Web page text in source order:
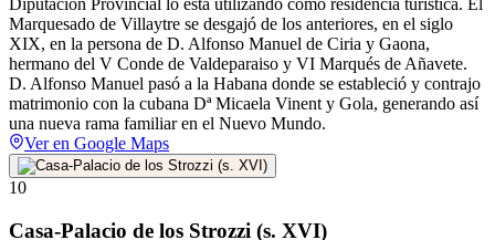
Marquesado de Villaytre se desgajó de los anteriores, en el siglo
XIX, en la persona de D. Alfonso Manuel de Ciria y Gaona,
hermano del V Conde de Valdeparaiso y VI Marqués de Añavete.
D. Alfonso Manuel pasó a la Habana donde se estableció y contrajo
matrimonio con la cubana Dª Micaela Vinent y Gola, generando así
una nueva rama familiar en el Nuevo Mundo.
Ver en Google Maps
10
Casa-Palacio de los Strozzi (s. XVI)